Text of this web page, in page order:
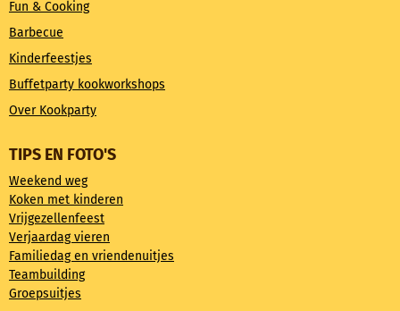
Fun & Cooking
Barbecue
Kinderfeestjes
Buffetparty kookworkshops
Over Kookparty
TIPS EN FOTO'S
Weekend weg
Koken met kinderen
Vrijgezellenfeest
Verjaardag vieren
Familiedag en vriendenuitjes
Teambuilding
Groepsuitjes